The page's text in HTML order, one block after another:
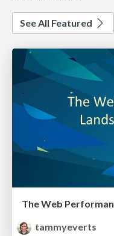
See All Featured
tammyeverts